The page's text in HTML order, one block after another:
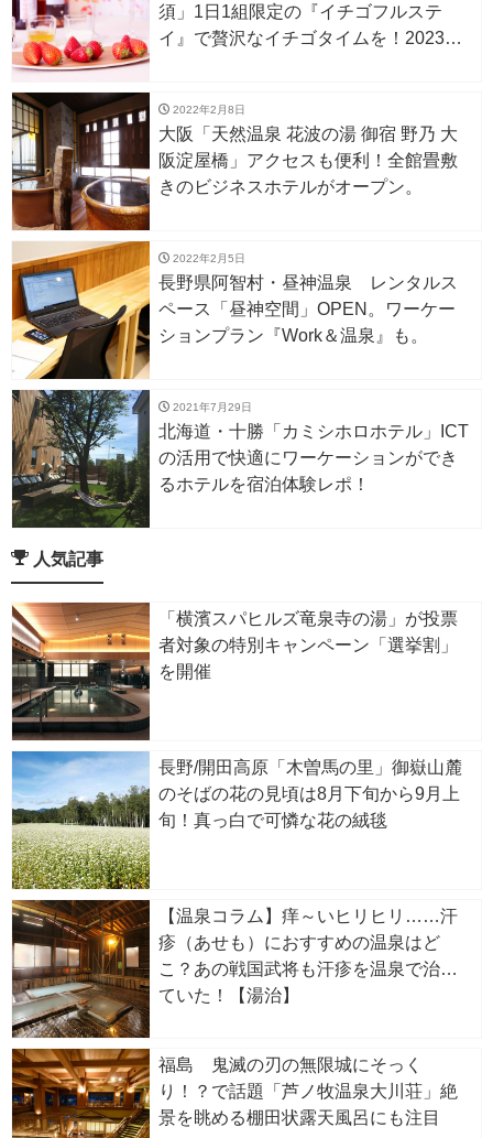
須」1日1組限定の『イチゴフルステ
イ』で贅沢なイチゴタイムを！2023年1
2022年2月8日
大阪「天然温泉 花波の湯 御宿 野乃 大
阪淀屋橋」アクセスも便利！全館畳敷
きのビジネスホテルがオープン。
2022年2月5日
長野県阿智村・昼神温泉 レンタルス
ペース「昼神空間」OPEN。ワーケー
ションプラン『Work＆温泉』も。
2021年7月29日
北海道・十勝「カミシホロホテル」ICT
の活用で快適にワーケーションができ
るホテルを宿泊体験レポ！
人気記事
「横濱スパヒルズ竜泉寺の湯」が投票
者対象の特別キャンペーン「選挙割」
を開催
長野/開田高原「木曽馬の里」御嶽山麓
のそばの花の見頃は8月下旬から9月上
旬！真っ白で可憐な花の絨毯
【温泉コラム】痒～いヒリヒリ……汗
疹（あせも）におすすめの温泉はど
こ？あの戦国武将も汗疹を温泉で治し
ていた！【湯治】
福島 鬼滅の刃の無限城にそっく
り！？で話題「芦ノ牧温泉大川荘」絶
景を眺める棚田状露天風呂にも注目